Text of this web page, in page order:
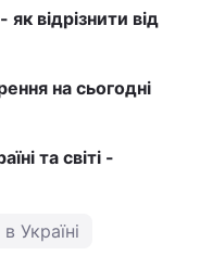
- як відрізнити від
на сьогодні
та світі -
Україні